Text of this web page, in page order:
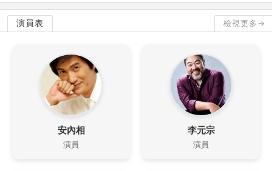
演員表 檢視更多→
安內相
演員
李元宗
演員